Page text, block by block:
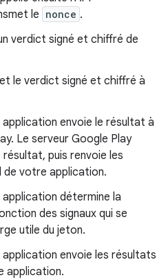
le nonce .
verdict signé et chiffré de
le verdict signé et chiffré à
envoie le résultat à
Le serveur Google Play
puis renvoie les
de votre application.
détermine la
des signaux qui se
utile du jeton.
envoie les résultats
application.